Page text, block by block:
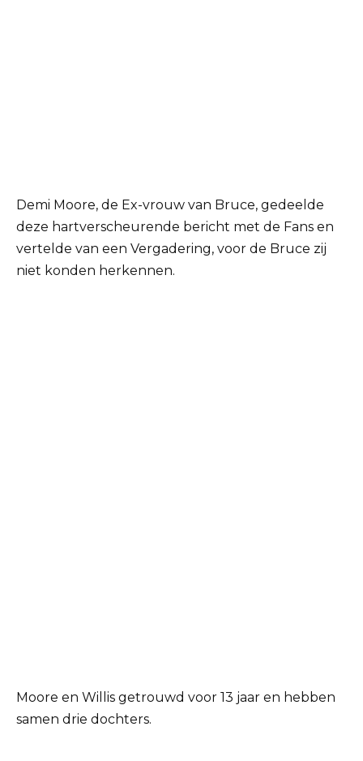
Demi Moore, de Ex-vrouw van Bruce, gedeelde
deze hartverscheurende bericht met de Fans en
vertelde van een Vergadering, voor de Bruce zij
niet konden herkennen.
Moore en Willis getrouwd voor 13 jaar en hebben
samen drie dochters.